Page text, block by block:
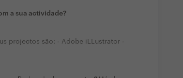
a sua actividade?
projectos são: - Adobe iLLustrator -